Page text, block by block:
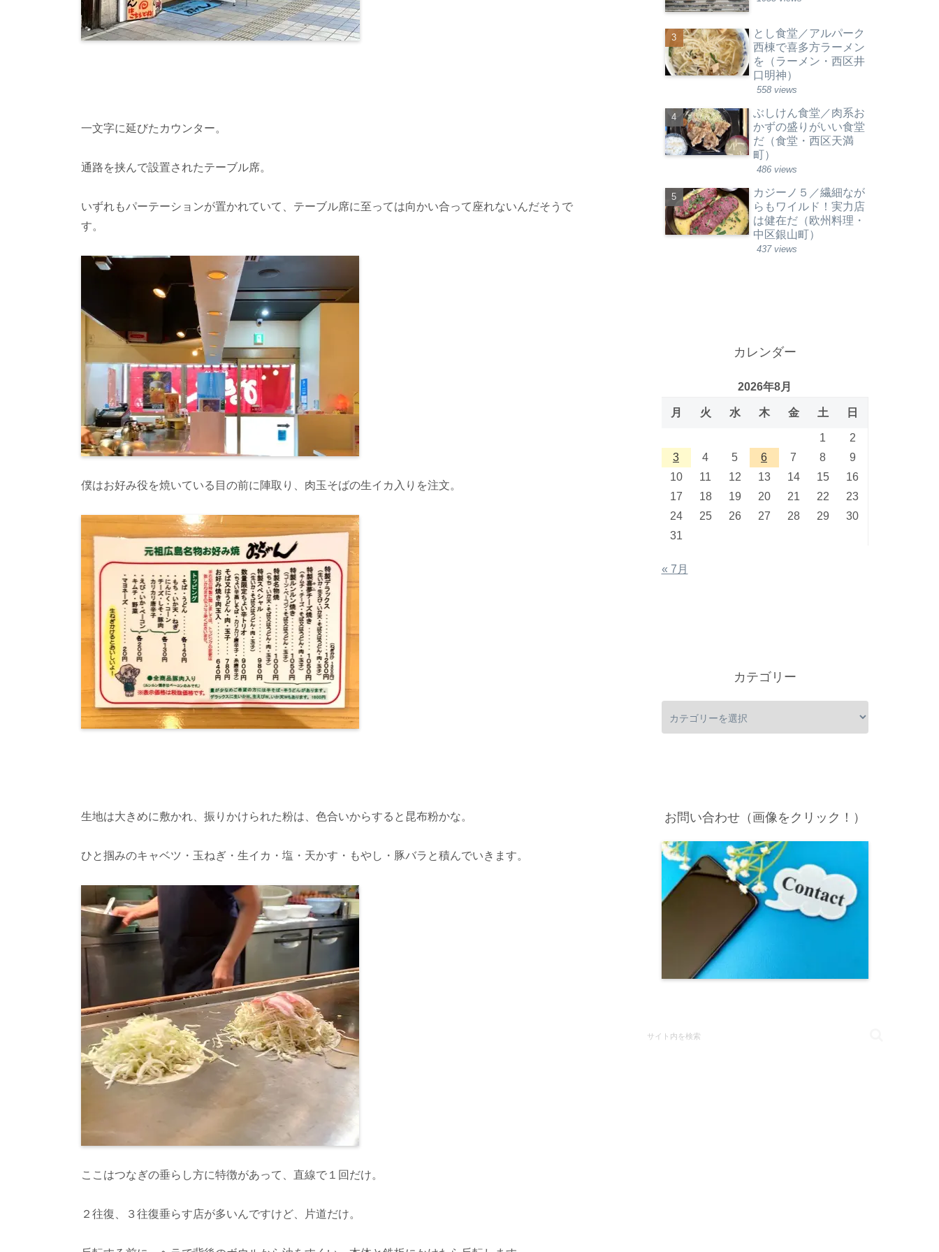
一文字に延びたカウンター。
通路を挟んで設置されたテーブル席。
いずれもパーテーションが置かれていて、テーブル席に至っては向かい合って座れないんだそうで
す。
僕はお好み役を焼いている目の前に陣取り、肉玉そばの生イカ入りを注文。
生地は大きめに敷かれ、振りかけられた粉は、色合いからすると昆布粉かな。
ひと掴みのキャベツ・玉ねぎ・生イカ・塩・天かす・もやし・豚バラと積んでいきます。
ここはつなぎの垂らし方に特徴があって、直線で１回だけ。
２往復、３往復垂らす店が多いんですけど、片道だけ。
とし食堂／アルパーク
西棟で喜多方ラーメン
を（ラーメン・西区井
口明神）
558 views
ぶしけん食堂／肉系お
かずの盛りがいい食堂
だ（食堂・西区天満
町）
486 views
カジーノ５／繊細なが
らもワイルド！実力店
は健在だ（欧州料理・
中区銀山町）
437 views
カレンダー
2026年8月
月 火 水 木 金 土 日
1
2
3
4 5 6 7 8
9
10
11 12 13 14 15
16
17
18 19 20 21 22
23
24
25 26 27 28 29
30
31
« 7月
カテゴリー
お問い合わせ（画像をクリック！）